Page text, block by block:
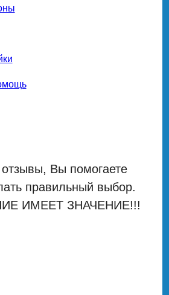
Вы помогаете
правильный выбор.
ИМЕЕТ ЗНАЧЕНИЕ!!!